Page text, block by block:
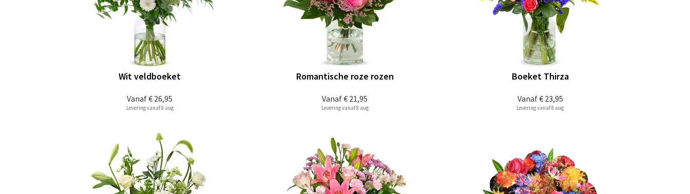
Vanaf€ 26,95
Wit veldboeket
Levering vanaf 8 aug
Vanaf€ 21,95
Romantische roze rozen
Levering vanaf 8 aug
Vanaf€ 23,95
Boeket Thirza
Levering vanaf 8 aug